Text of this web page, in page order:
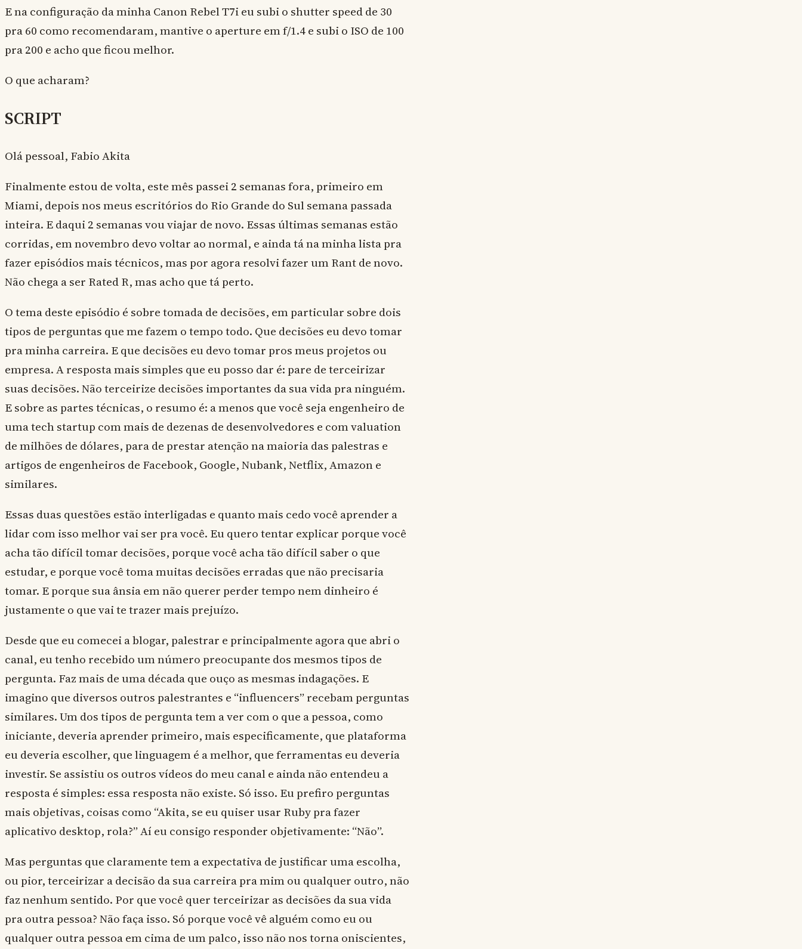
E na configuração da minha Canon Rebel T7i eu subi o shutter speed de 30
pra 60 como recomendaram, mantive o aperture em f/1.4 e subi o ISO de 100
pra 200 e acho que ficou melhor.
O que acharam?
SCRIPT
Olá pessoal, Fabio Akita
Finalmente estou de volta, este mês passei 2 semanas fora, primeiro em
Miami, depois nos meus escritórios do Rio Grande do Sul semana passada
inteira. E daqui 2 semanas vou viajar de novo. Essas últimas semanas estão
corridas, em novembro devo voltar ao normal, e ainda tá na minha lista pra
fazer episódios mais técnicos, mas por agora resolvi fazer um Rant de novo.
Não chega a ser Rated R, mas acho que tá perto.
O tema deste episódio é sobre tomada de decisões, em particular sobre dois
tipos de perguntas que me fazem o tempo todo. Que decisões eu devo tomar
pra minha carreira. E que decisões eu devo tomar pros meus projetos ou
empresa. A resposta mais simples que eu posso dar é: pare de terceirizar
suas decisões. Não terceirize decisões importantes da sua vida pra ninguém.
E sobre as partes técnicas, o resumo é: a menos que você seja engenheiro de
uma tech startup com mais de dezenas de desenvolvedores e com valuation
de milhões de dólares, para de prestar atenção na maioria das palestras e
artigos de engenheiros de Facebook, Google, Nubank, Netflix, Amazon e
similares.
Essas duas questões estão interligadas e quanto mais cedo você aprender a
lidar com isso melhor vai ser pra você. Eu quero tentar explicar porque você
acha tão difícil tomar decisões, porque você acha tão difícil saber o que
estudar, e porque você toma muitas decisões erradas que não precisaria
tomar. E porque sua ânsia em não querer perder tempo nem dinheiro é
justamente o que vai te trazer mais prejuízo.
Desde que eu comecei a blogar, palestrar e principalmente agora que abri o
canal, eu tenho recebido um número preocupante dos mesmos tipos de
pergunta. Faz mais de uma década que ouço as mesmas indagações. E
imagino que diversos outros palestrantes e “influencers” recebam perguntas
similares. Um dos tipos de pergunta tem a ver com o que a pessoa, como
iniciante, deveria aprender primeiro, mais especificamente, que plataforma
eu deveria escolher, que linguagem é a melhor, que ferramentas eu deveria
investir. Se assistiu os outros vídeos do meu canal e ainda não entendeu a
resposta é simples: essa resposta não existe. Só isso. Eu prefiro perguntas
mais objetivas, coisas como “Akita, se eu quiser usar Ruby pra fazer
aplicativo desktop, rola?” Aí eu consigo responder objetivamente: “Não”.
Mas perguntas que claramente tem a expectativa de justificar uma escolha,
ou pior, terceirizar a decisão da sua carreira pra mim ou qualquer outro, não
faz nenhum sentido. Por que você quer terceirizar as decisões da sua vida
pra outra pessoa? Não faça isso. Só porque você vê alguém como eu ou
qualquer outra pessoa em cima de um palco, isso não nos torna oniscientes,